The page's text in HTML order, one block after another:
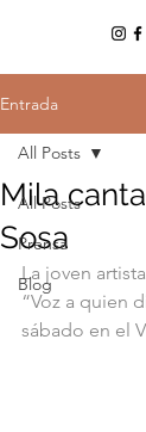
Entrada
All Posts
Prensa
Blog
All Posts
Mila
Sosa
La joven
“Voz a quien
sábado en el